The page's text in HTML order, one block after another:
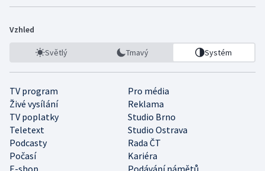
Vzhled
Světlý Tmavý Systém
TV program
Pro média
Živé vysílání
Reklama
TV poplatky
Studio Brno
Teletext
Studio Ostrava
Podcasty
Rada ČT
Počasí
Kariéra
E-shop
Podávání námětů